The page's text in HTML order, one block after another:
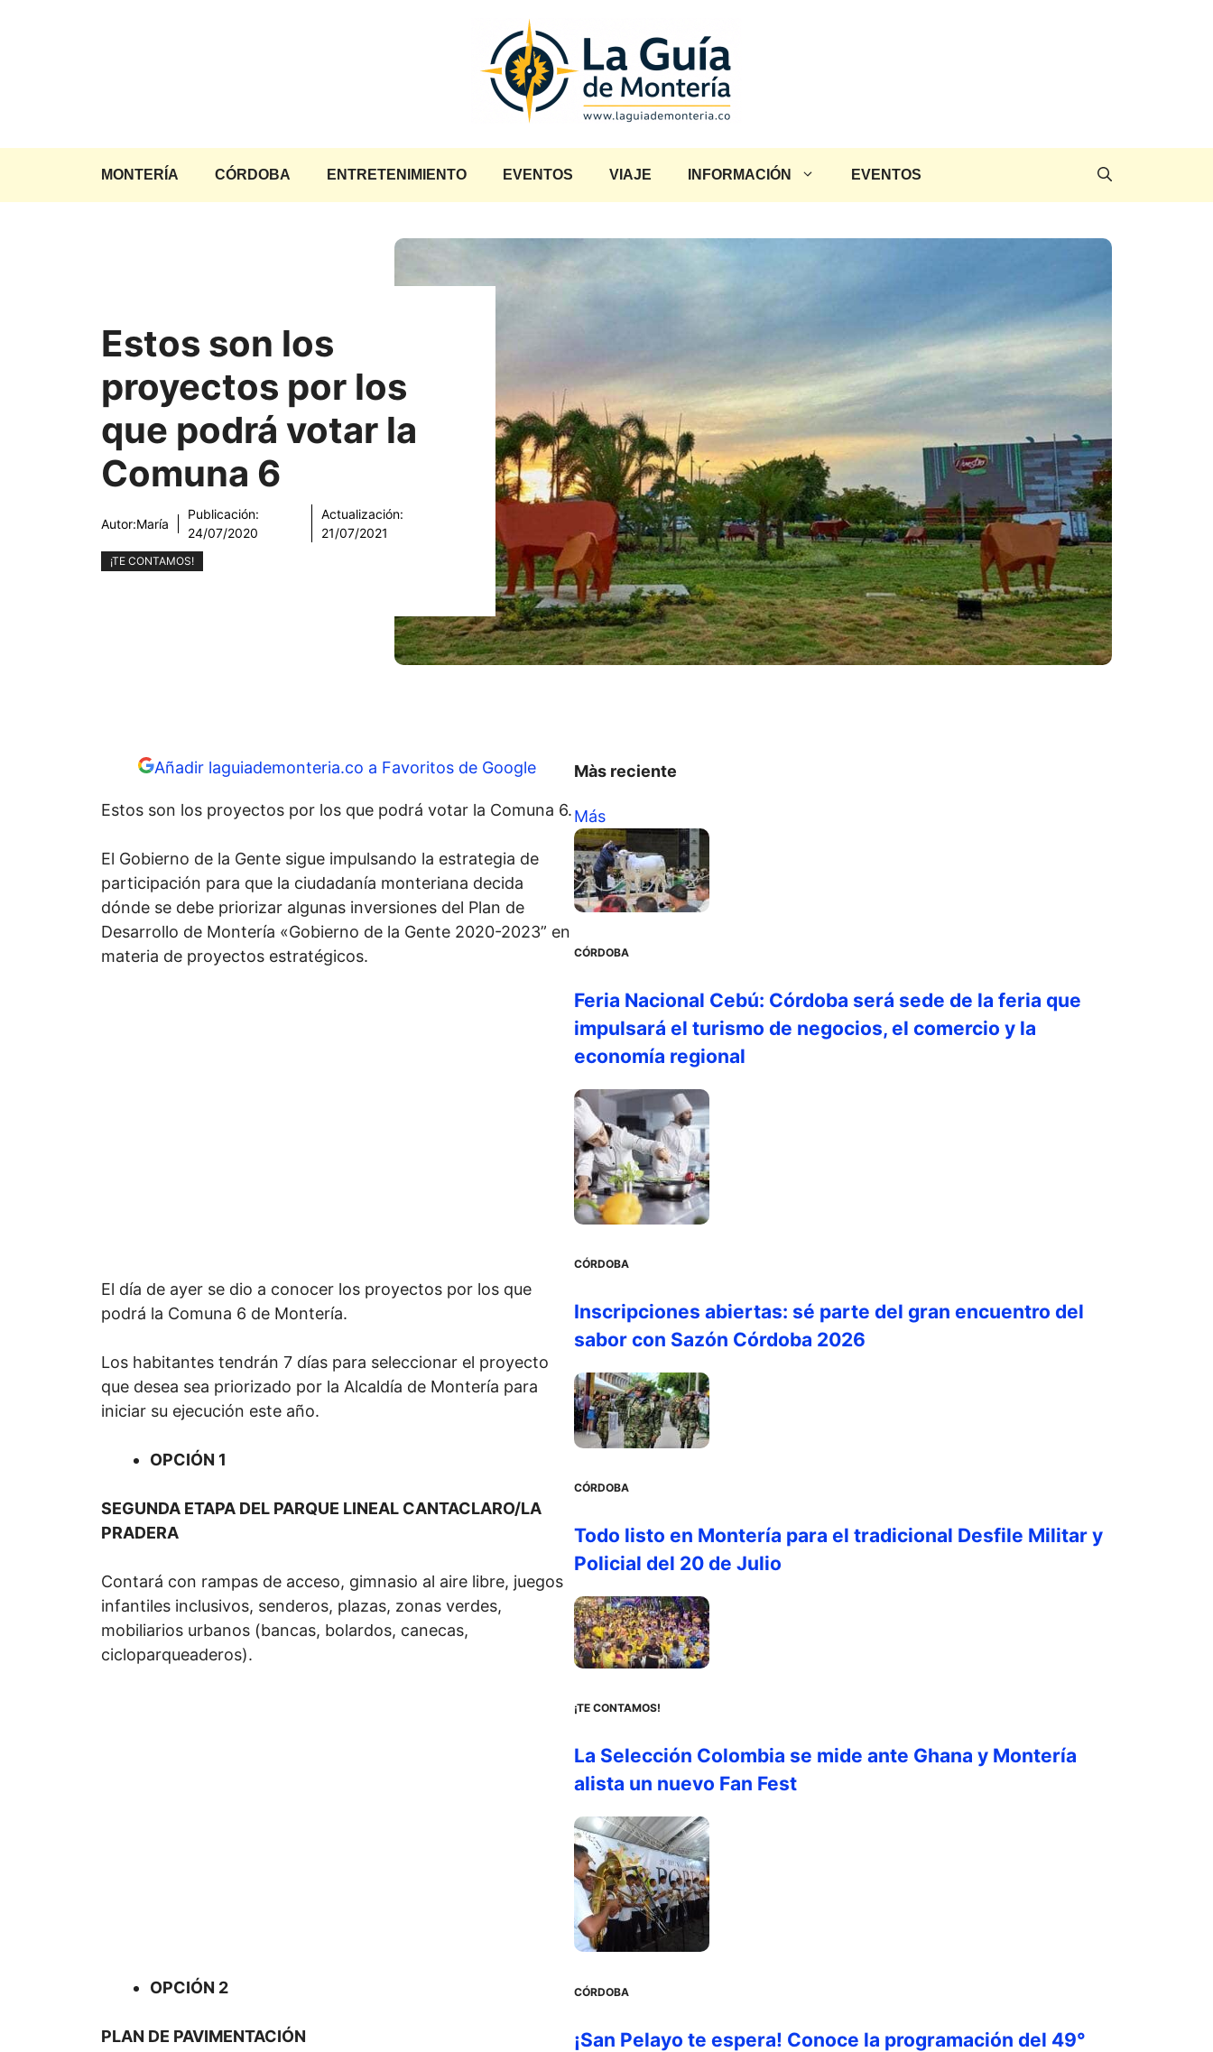
MONTERÍA CÓRDOBA ENTRETENIMIENTO EVENTOS VIAJE INFORMACIÓN EVENTOS
Estos son los
proyectos por los
que podrá votar la
Comuna 6
Autor:María
Publicación:
24/07/2020
Actualización:
21/07/2021
¡TE CONTAMOS!
Añadir laguiademonteria.co a Favoritos de Google
Estos son los proyectos por los que podrá votar la Comuna 6.
El Gobierno de la Gente sigue impulsando la estrategia de
participación para que la ciudadanía monteriana decida
dónde se debe priorizar algunas inversiones del Plan de
Desarrollo de Montería «Gobierno de la Gente 2020-2023” en
materia de proyectos estratégicos.
El día de ayer se dio a conocer los proyectos por los que
podrá la Comuna 6 de Montería.
Los habitantes tendrán 7 días para seleccionar el proyecto
que desea sea priorizado por la Alcaldía de Montería para
iniciar su ejecución este año.
OPCIÓN 1
SEGUNDA ETAPA DEL PARQUE LINEAL CANTACLARO/LA
PRADERA
Contará con rampas de acceso, gimnasio al aire libre, juegos
infantiles inclusivos, senderos, plazas, zonas verdes,
mobiliarios urbanos (bancas, bolardos, canecas,
cicloparqueaderos).
OPCIÓN 2
PLAN DE PAVIMENTACIÓN
Màs reciente
Más
CÓRDOBA
Feria Nacional Cebú: Córdoba será sede de la feria que
impulsará el turismo de negocios, el comercio y la
economía regional
CÓRDOBA
Inscripciones abiertas: sé parte del gran encuentro del
sabor con Sazón Córdoba 2026
CÓRDOBA
Todo listo en Montería para el tradicional Desfile Militar y
Policial del 20 de Julio
¡TE CONTAMOS!
La Selección Colombia se mide ante Ghana y Montería
alista un nuevo Fan Fest
CÓRDOBA
¡San Pelayo te espera! Conoce la programación del 49°